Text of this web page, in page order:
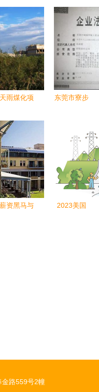
天雨煤化项
程治理水平
领跑行业先
锋
东莞市寮步
流程、样板
图与绿深环
境工程专业
服务
薪资黑马与
2023美国
金路559号2幢